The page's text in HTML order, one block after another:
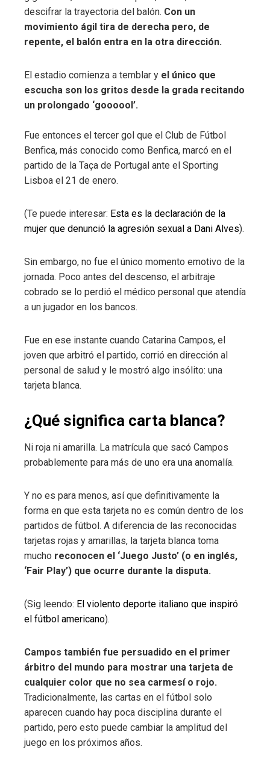
descifrar la trayectoria del balón. Con un
movimiento ágil tira de derecha pero, de
repente, el balón entra en la otra dirección.
El estadio comienza a temblar y el único que
escucha son los gritos desde la grada recitando
un prolongado ‘goooool’.
Fue entonces el tercer gol que el Club de Fútbol
Benfica, más conocido como Benfica, marcó en el
partido de la Taça de Portugal ante el Sporting
Lisboa el 21 de enero.
(Te puede interesar: Esta es la declaración de la
mujer que denunció la agresión sexual a Dani Alves).
Sin embargo, no fue el único momento emotivo de la
jornada. Poco antes del descenso, el arbitraje
cobrado se lo perdió el médico personal que atendía
a un jugador en los bancos.
Fue en ese instante cuando Catarina Campos, el
joven que arbitró el partido, corrió en dirección al
personal de salud y le mostró algo insólito: una
tarjeta blanca.
¿Qué significa carta blanca?
Ni roja ni amarilla. La matrícula que sacó Campos
probablemente para más de uno era una anomalía.
Y no es para menos, así que definitivamente la
forma en que esta tarjeta no es común dentro de los
partidos de fútbol. A diferencia de las reconocidas
tarjetas rojas y amarillas, la tarjeta blanca toma
mucho reconocen el ‘Juego Justo’ (o en inglés,
‘Fair Play’) que ocurre durante la disputa.
(Sig leendo: El violento deporte italiano que inspiró
el fútbol americano).
Campos también fue persuadido en el primer
árbitro del mundo para mostrar una tarjeta de
cualquier color que no sea carmesí o rojo.
Tradicionalmente, las cartas en el fútbol solo
aparecen cuando hay poca disciplina durante el
partido, pero esto puede cambiar la amplitud del
juego en los próximos años.